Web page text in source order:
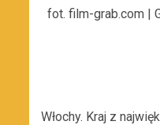
fot. film-grab.com |
Włochy. Kraj z